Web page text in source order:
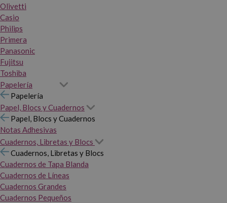
Olivetti
Casio
Philips
Primera
Panasonic
Fujitsu
Toshiba
Papelería
Papelería
Papel, Blocs y Cuadernos
Papel, Blocs y Cuadernos
Notas Adhesivas
Cuadernos, Libretas y Blocs
Cuadernos, Libretas y Blocs
Cuadernos de Tapa Blanda
Cuadernos de Líneas
Cuadernos Grandes
Cuadernos Pequeños